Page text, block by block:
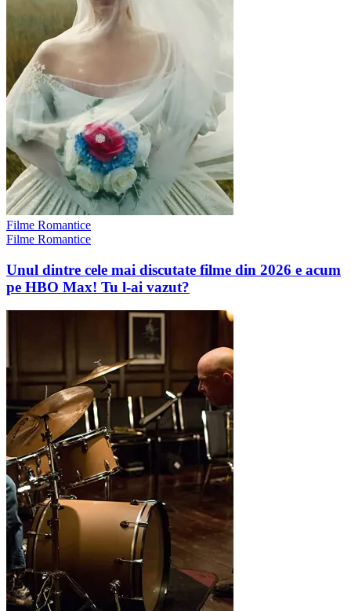
Filme Romantice
Filme Romantice
Unul dintre cele mai discutate filme din 2026 e acum
pe HBO Max! Tu l-ai vazut?